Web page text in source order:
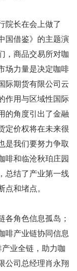
院长在会上做了
国借鉴》的主题演
，商品交易所对咖
场力量是决定咖啡
际期货有限公司云
作用与区域性国际
的角度引出了金融
定价权将在未来很
是我们要努力争取
啡和临沧秋珀庄园
总结了产业第一线
和堵点。
角色信息孤岛；
啡产业链协同信息
业全链，助力咖
公司总经理肖永翔